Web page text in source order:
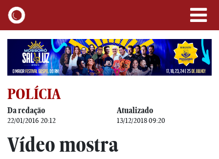
POLÍCIA
Da redação
22/01/2016 20:12
Atualizado
13/12/2018 09:20
Vídeo mostra